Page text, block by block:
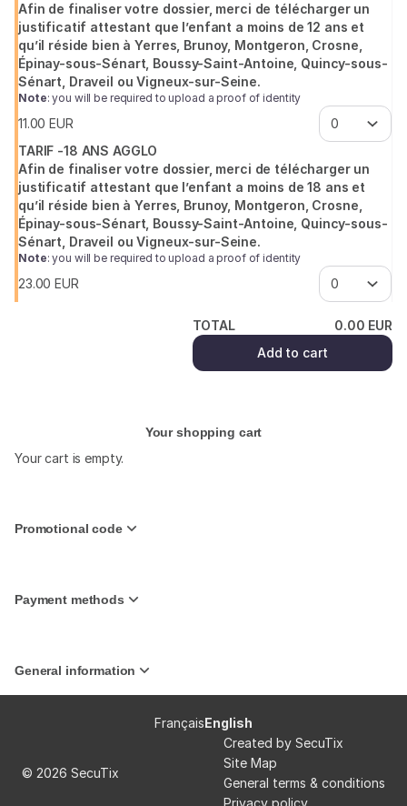
Afin de finaliser votre dossier, merci de télécharger un
justificatif attestant que l’enfant a moins de 12 ans et
qu’il réside bien à Yerres, Brunoy, Montgeron, Crosne,
Épinay-sous-Sénart, Boussy-Saint-Antoine, Quincy-sous-
Sénart, Draveil ou Vigneux-sur-Seine.
Note: you will be required to upload a proof of identity
11.00 EUR
TARIF -18 ANS AGGLO
Afin de finaliser votre dossier, merci de télécharger un
justificatif attestant que l’enfant a moins de 18 ans et
qu’il réside bien à Yerres, Brunoy, Montgeron, Crosne,
Épinay-sous-Sénart, Boussy-Saint-Antoine, Quincy-sous-
Sénart, Draveil ou Vigneux-sur-Seine.
Note: you will be required to upload a proof of identity
23.00 EUR
TOTAL 0.00 EUR
Add to cart
Your shopping cart
Your cart is empty.
Promotional code
Payment methods
General information
FrançaisCurrent
Language
English
© 2026 SecuTix
Created by SecuTix
Site Map
General terms & conditions
Privacy policy